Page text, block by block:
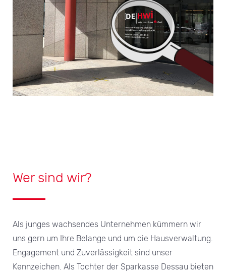
Wer sind wir?
Als junges wachsendes Unternehmen kümmern wir
uns gern um Ihre Belange und um die Hausverwaltung.
Engagement und Zuverlässigkeit sind unser
Kennzeichen. Als Tochter der Sparkasse Dessau bieten